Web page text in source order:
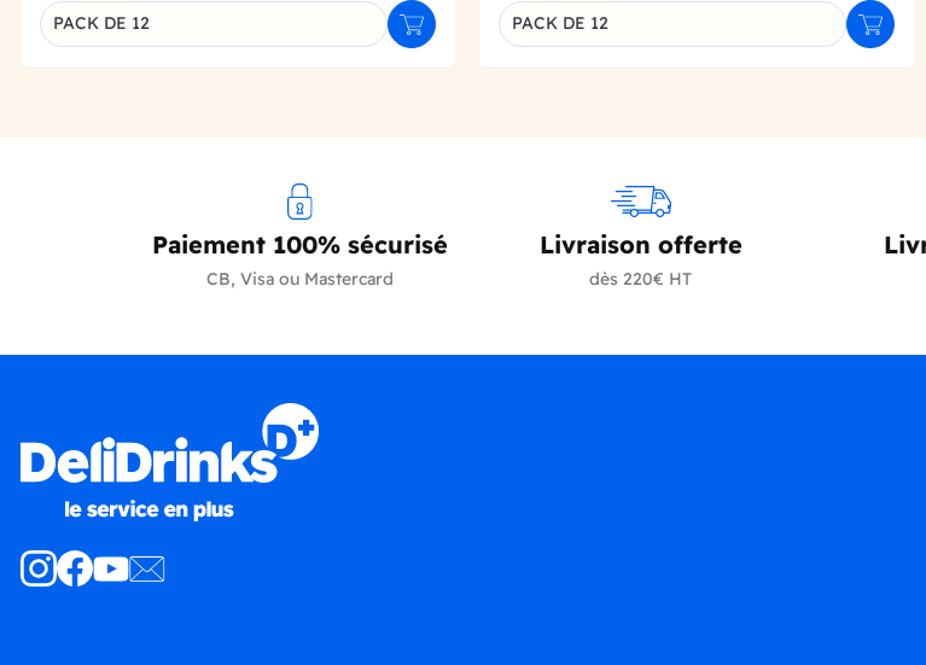
Déclinaison du produit
PACK DE 12 Ajouter au panierDéclinaison du produit
PACK DE 12
Paiement 100% sécurisé
CB, Visa ou Mastercard
Livraison offerte
dès 220€ HT